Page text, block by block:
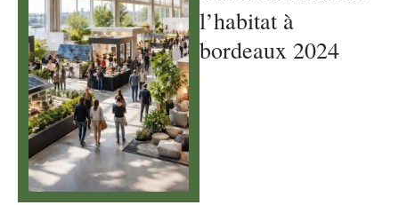
l’habitat à
bordeaux 2024